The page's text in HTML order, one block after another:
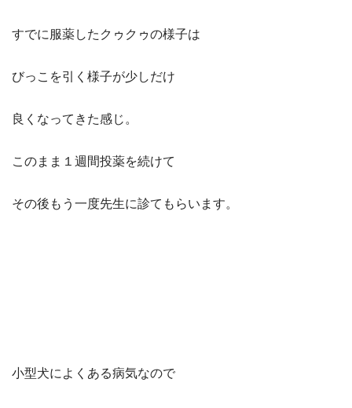
すでに服薬したクゥクゥの様子は
びっこを引く様子が少しだけ
良くなってきた感じ。
このまま１週間投薬を続けて
その後もう一度先生に診てもらいます。
小型犬によくある病気なので